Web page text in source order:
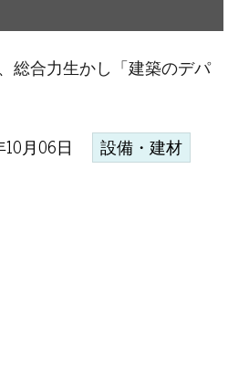
総合力生かし「建築のデパ
10月06日 設備・建材